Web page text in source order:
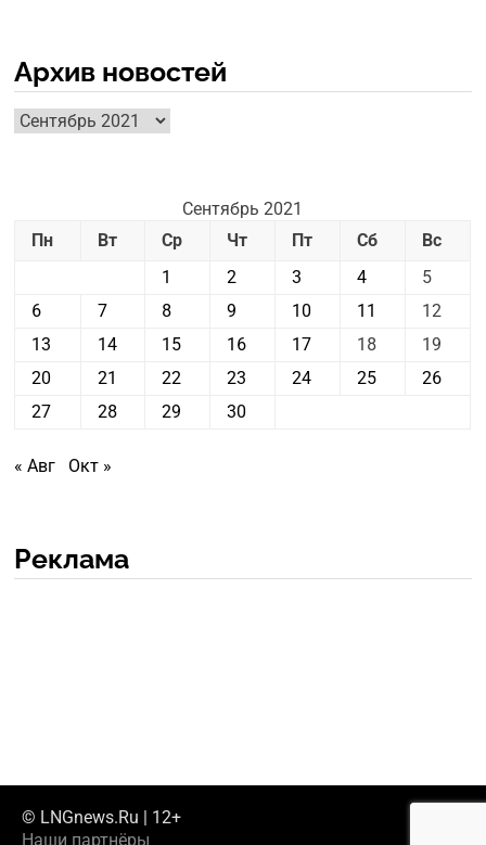
Архив новостей
Архив
новостей
Сентябрь 2021
Пн
Вт Ср Чт Пт Сб
Вс
1
2 3 4
5
6
7 8 9 10 11
12
13
14 15 16 17 18
19
20
21 22 23 24 25
26
27
28 29 30
« Авг Окт »
Реклама
© LNGnews.Ru | 12+
Наши партнёры